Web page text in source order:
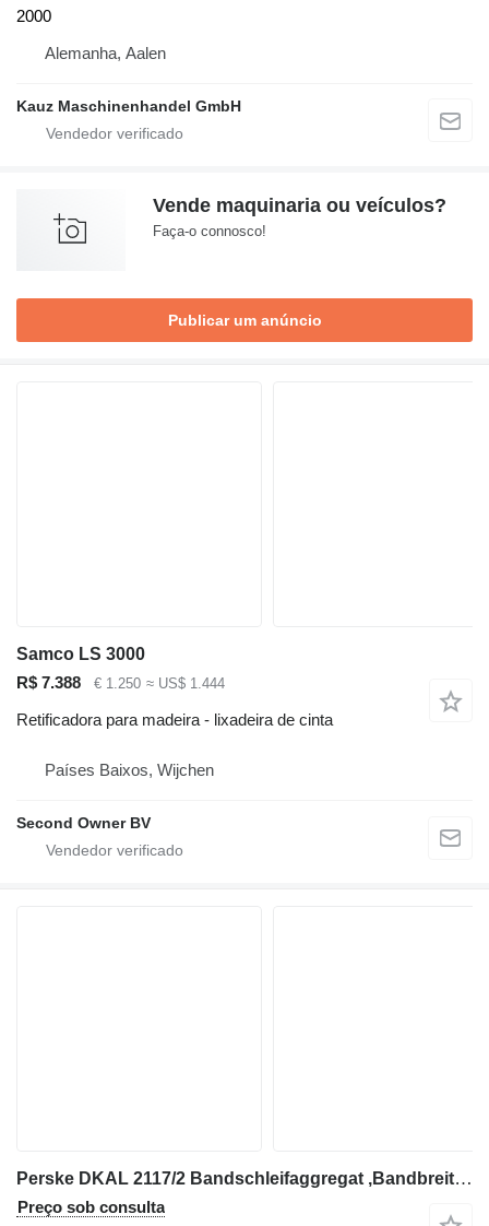
2000
Alemanha, Aalen
Kauz Maschinenhandel GmbH
Vende maquinaria ou veículos?
Faça-o connosco!
Publicar um anúncio
Samco LS 3000
R$ 7.388
€ 1.250 ≈ US$ 1.444
Retificadora para madeira - lixadeira de cinta
Países Baixos, Wijchen
Second Owner BV
Perske DKAL 2117/2 Bandschleifaggregat ,Bandbreite 325 mm
Preço sob consulta